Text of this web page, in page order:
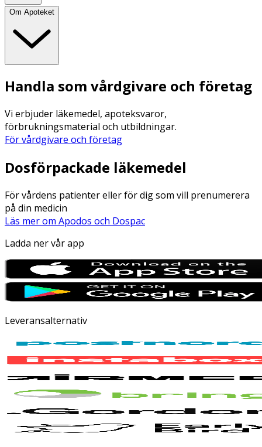
Om Apoteket
Handla som vårdgivare och företag
Vi erbjuder läkemedel, apoteksvaror,
förbrukningsmaterial och utbildningar.
För vårdgivare och företag
Dosförpackade läkemedel
För vårdens patienter eller för dig som vill prenumerera
på din medicin
Läs mer om Apodos och Dospac
Ladda ner vår app
Leveransalternativ